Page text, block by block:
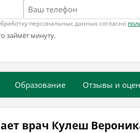
персональных данных согласно
займёт минуту.
Образование Отзывы и
врач Кулеш